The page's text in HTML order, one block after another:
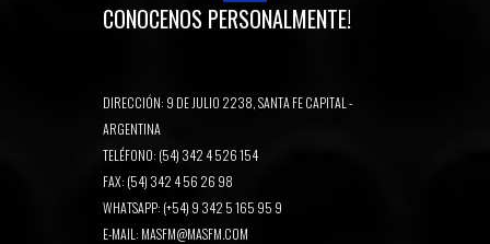
CONOCENOS PERSONALMENTE!
DIRECCIÓN: 9 DE JULIO 2238, SANTA FE CAPITAL -
ARGENTINA
TELÉFONO: (54) 342 4 526 154
FAX: (54) 342 4 56 26 98
WHATSAPP: (+54) 9 342 5 165 95 9
E-MAIL: MASFM@MASFM.COM